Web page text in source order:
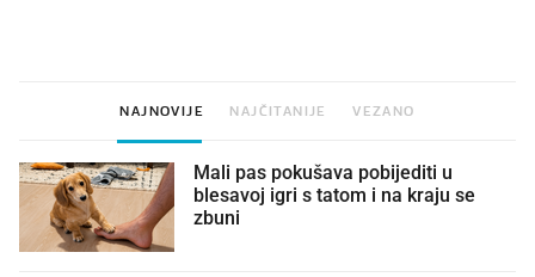
NAJNOVIJE NAJČITANIJE VEZANO
Mali pas pokušava pobijediti u
blesavoj igri s tatom i na kraju se
zbuni